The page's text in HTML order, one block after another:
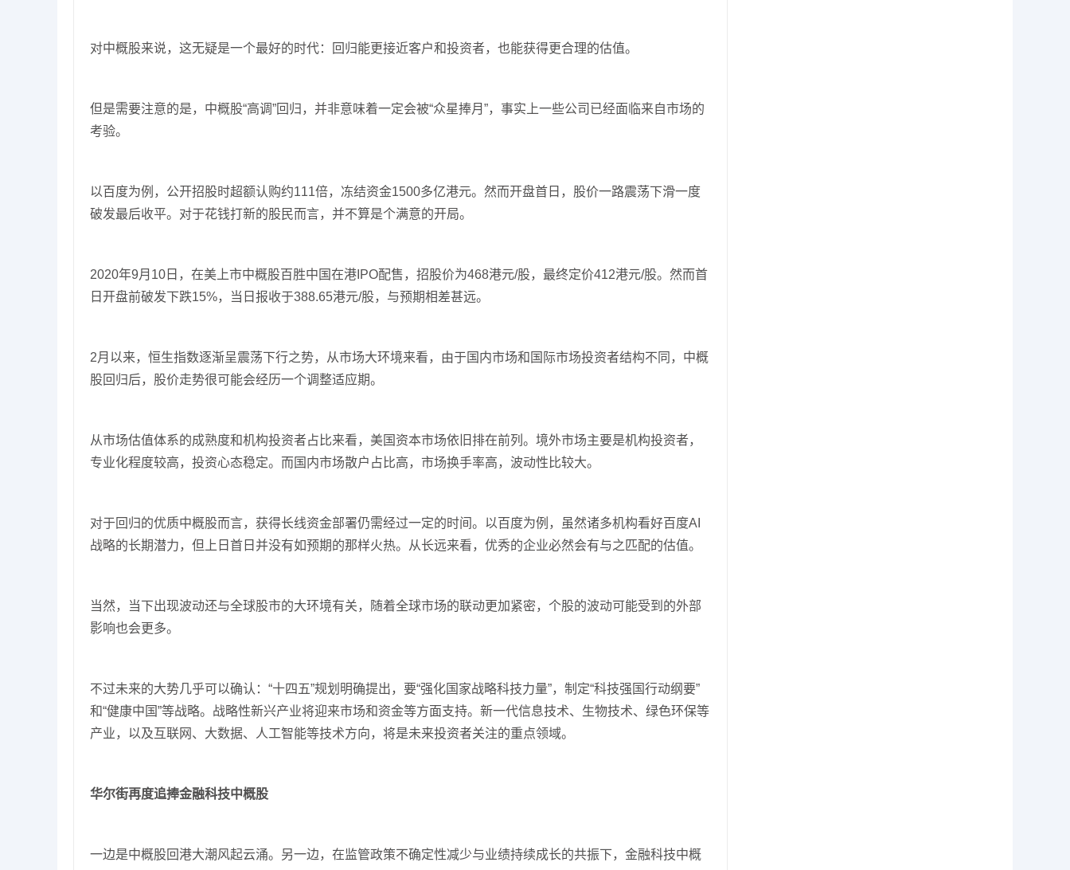
对中概股来说，这无疑是一个最好的时代：回归能更接近客户和投资者，也能获得更合理的估值。
但是需要注意的是，中概股“高调”回归，并非意味着一定会被“众星捧月”，事实上一些公司已经面临来自市场的
考验。
以百度为例，公开招股时超额认购约111倍，冻结资金1500多亿港元。然而开盘首日，股价一路震荡下滑一度
破发最后收平。对于花钱打新的股民而言，并不算是个满意的开局。
2020年9月10日，在美上市中概股百胜中国在港IPO配售，招股价为468港元/股，最终定价412港元/股。然而首
日开盘前破发下跌15%，当日报收于388.65港元/股，与预期相差甚远。
2月以来，恒生指数逐渐呈震荡下行之势，从市场大环境来看，由于国内市场和国际市场投资者结构不同，中概
股回归后，股价走势很可能会经历一个调整适应期。
从市场估值体系的成熟度和机构投资者占比来看，美国资本市场依旧排在前列。境外市场主要是机构投资者，
专业化程度较高，投资心态稳定。而国内市场散户占比高，市场换手率高，波动性比较大。
对于回归的优质中概股而言，获得长线资金部署仍需经过一定的时间。以百度为例，虽然诸多机构看好百度AI
战略的长期潜力，但上日首日并没有如预期的那样火热。从长远来看，优秀的企业必然会有与之匹配的估值。
当然，当下出现波动还与全球股市的大环境有关，随着全球市场的联动更加紧密，个股的波动可能受到的外部
影响也会更多。
不过未来的大势几乎可以确认：“十四五”规划明确提出，要“强化国家战略科技力量”，制定“科技强国行动纲要”
和“健康中国”等战略。战略性新兴产业将迎来市场和资金等方面支持。新一代信息技术、生物技术、绿色环保等
产业，以及互联网、大数据、人工智能等技术方向，将是未来投资者关注的重点领域。
华尔街再度追捧金融科技中概股
一边是中概股回港大潮风起云涌。另一边，在监管政策不确定性减少与业绩持续成长的共振下，金融科技中概